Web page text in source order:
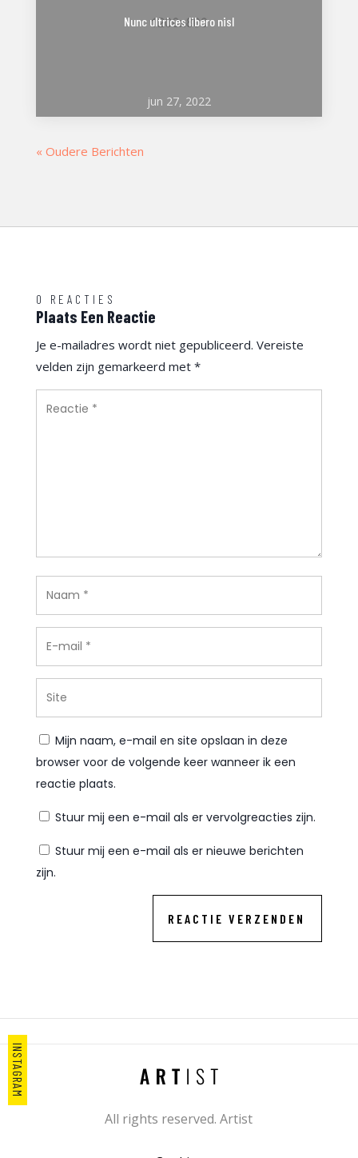
Nunc ultrices libero nisl
jun 27, 2022
« Oudere Berichten
0 REACTIES
Plaats Een Reactie
Je e-mailadres wordt niet gepubliceerd. Vereiste
velden zijn gemarkeerd met *
Mijn naam, e-mail en site opslaan in deze
browser voor de volgende keer wanneer ik een
reactie plaats.
Stuur mij een e-mail als er vervolgreacties zijn.
Stuur mij een e-mail als er nieuwe berichten
zijn.
REACTIE VERZENDEN
INSTAGRAM
All rights reserved. Artist